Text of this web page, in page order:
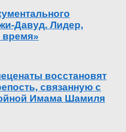
Давуд. Лидер,
восстановят
связанную с
Имама Шамиля